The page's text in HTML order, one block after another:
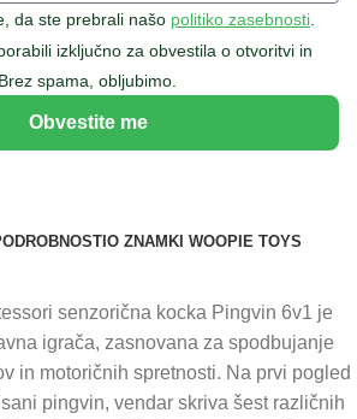
da ste prebrali našo politiko zasebnosti.
izključno za obvestila o otvoritvi in
spama, obljubimo.
Obvestite me
O ZNAMKI WOOPIE TOYS
senzorična kocka Pingvin 6v1 je
igrača, zasnovana za spodbujanje
in motoričnih spretnosti. Na prvi pogled
pingvin, vendar skriva šest različnih